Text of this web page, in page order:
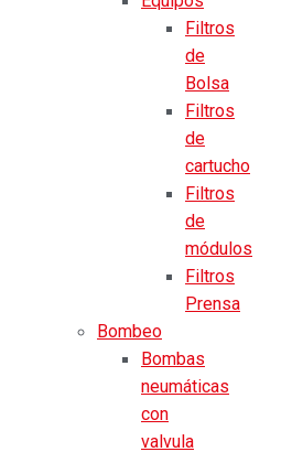
Filtros
de
Bolsa
Filtros
de
cartucho
Filtros
de
módulos
Filtros
Prensa
Bombeo
Bombas
neumáticas
con
valvula